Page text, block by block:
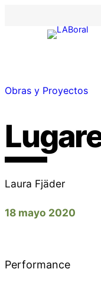
Obras y Proyectos
Laura Fjäder
18 mayo 2020
Performance